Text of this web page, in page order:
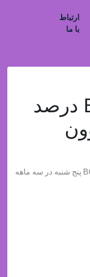
ارتباط
با ما
BGF Q4 29.5 درصد
سئول، 9 فوریه (یونهاپ) -- شرکت BGF پنج شنبه در سه ماهه